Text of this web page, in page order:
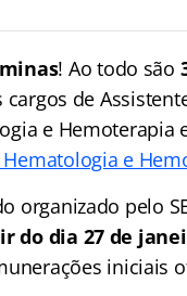
! Ao todo são
de
e
e
organizado pelo
do dia 27 de
iniciais